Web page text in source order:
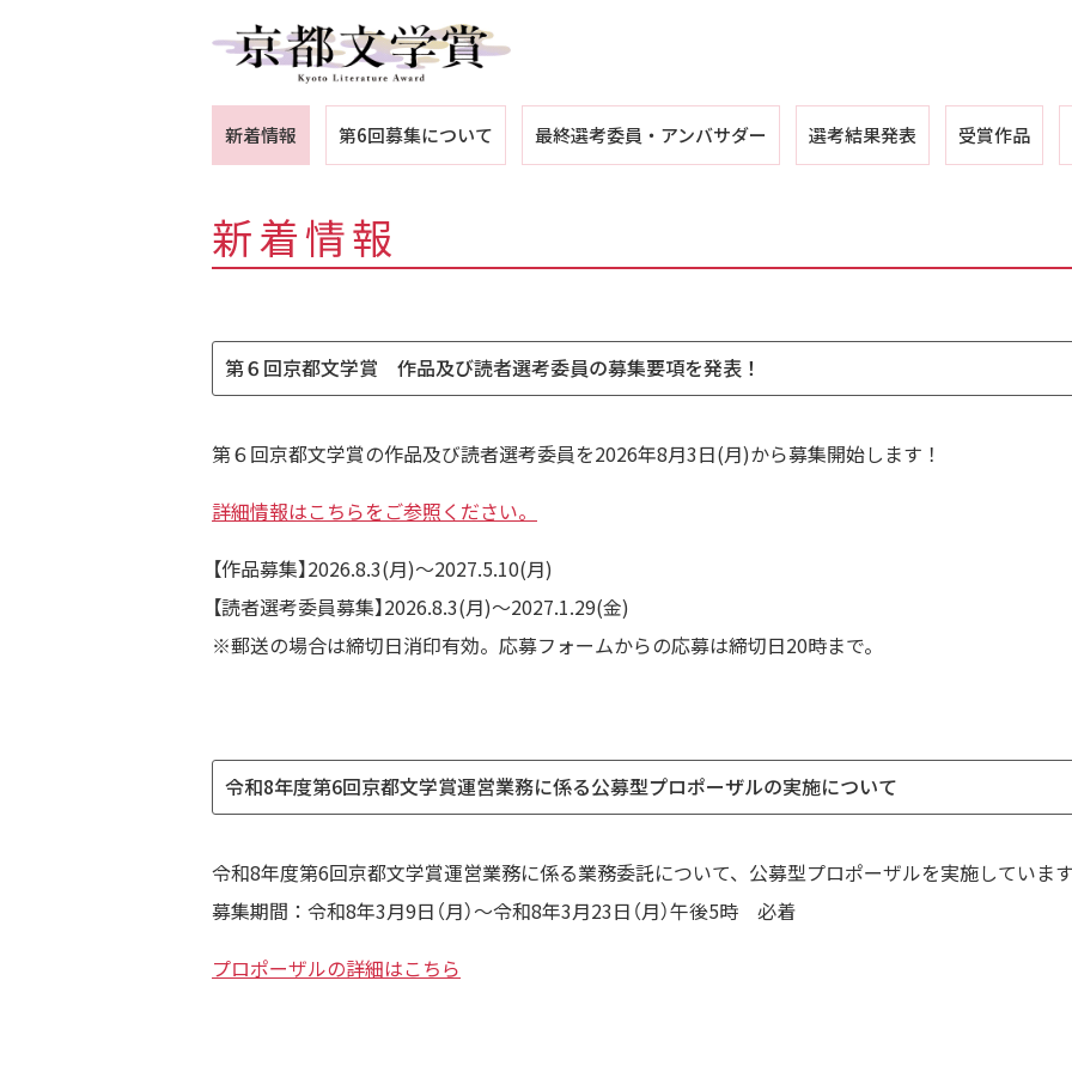
新着情報 第6回募集について 最終選考委員・ アンバサダー 選考結果発表 受賞作品
新着情報
第６回京都文学賞 作品及び読者選考委員の募集要項を発表！
第６回京都文学賞の作品及び読者選考委員を2026年8月3日(月)から募集開始します！
詳細情報はこちらをご参照ください。
【作品募集】2026.8.3(月)～2027.5.10(月)
【読者選考委員募集】2026.8.3(月)～2027.1.29(金)
※郵送の場合は締切日消印有効。応募フォームからの応募は締切日20時まで。
令和8年度第6回京都文学賞運営業務に係る公募型プロポーザルの実施について
令和8年度第6回京都文学賞運営業務に係る業務委託について、公募型プロポーザルを実施していま
募集期間：令和8年3月9日（月）～令和8年3月23日（月）午後5時 必着
プロポーザルの詳細はこちら